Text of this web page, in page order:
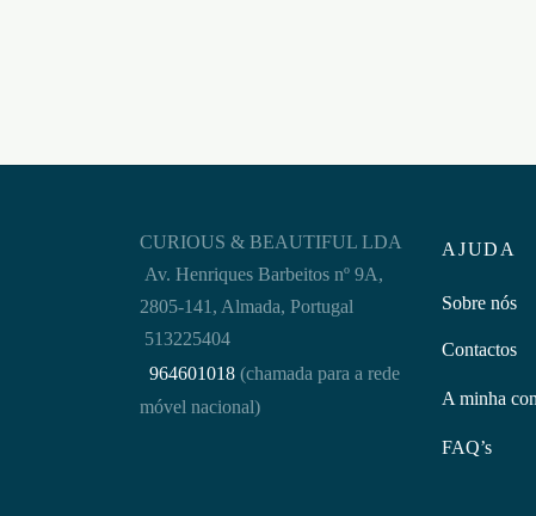
AJUDA
Sobre nós
Contactos
A minha
FAQ’s
CURIOUS & BEAUTIFUL LDA
Av. Henriques Barbeitos nº 9A,
2805-141, Almada, Portugal
513225404
964601018 (chamada para a rede
móvel nacional)